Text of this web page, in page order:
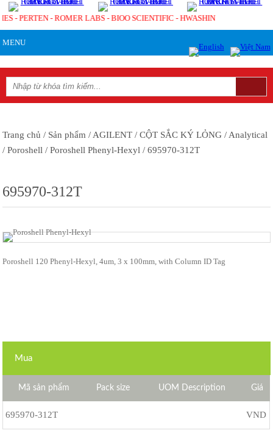
- PERTEN - ROMER LABS - BIOO SCIENTIFIC - HWASHIN
MENU
Trang chủ / Sản phẩm / AGILENT / CỘT SẮC KÝ LỎNG / Analytical
/ Poroshell / Poroshell Phenyl-Hexyl / 695970-312T
695970-312T
Poroshell 120 Phenyl-Hexyl, 4um, 3 x 100mm, with Column ID Tag
Mua
Mã sản phẩm Pack size UOM Description Giá
695970-312T VND